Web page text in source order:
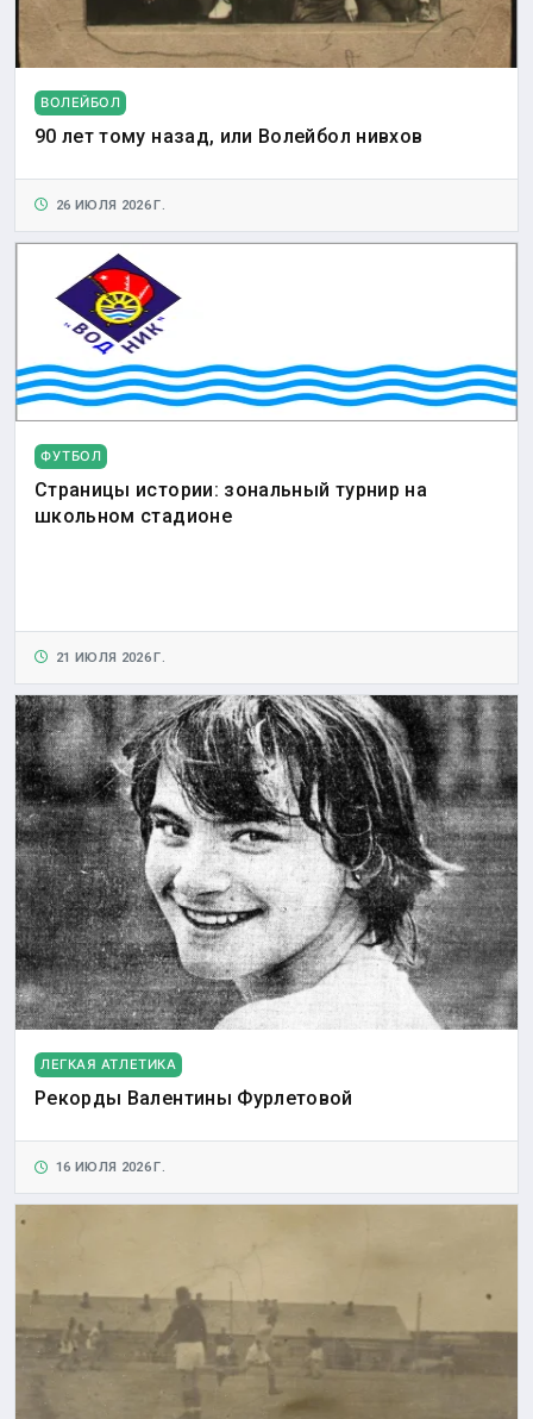
ВОЛЕЙБОЛ
90 лет тому назад, или Волейбол нивхов
26 ИЮЛЯ 2026 Г.
ФУТБОЛ
Страницы истории: зональный турнир на
школьном стадионе
21 ИЮЛЯ 2026 Г.
ЛЕГКАЯ АТЛЕТИКА
Рекорды Валентины Фурлетовой
16 ИЮЛЯ 2026 Г.